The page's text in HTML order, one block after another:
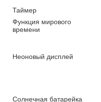
Таймер
Функция мирового
времени
Неоновый дисплей
Солнечная батарейка